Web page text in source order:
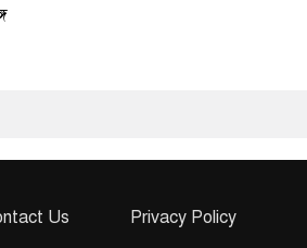
Us Privacy Policy